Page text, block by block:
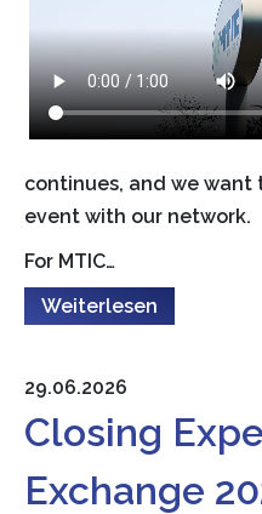
continues, and we want
event with our network.
For MTIC…
Weiterlesen
29.06.2026
Closing
Exchange